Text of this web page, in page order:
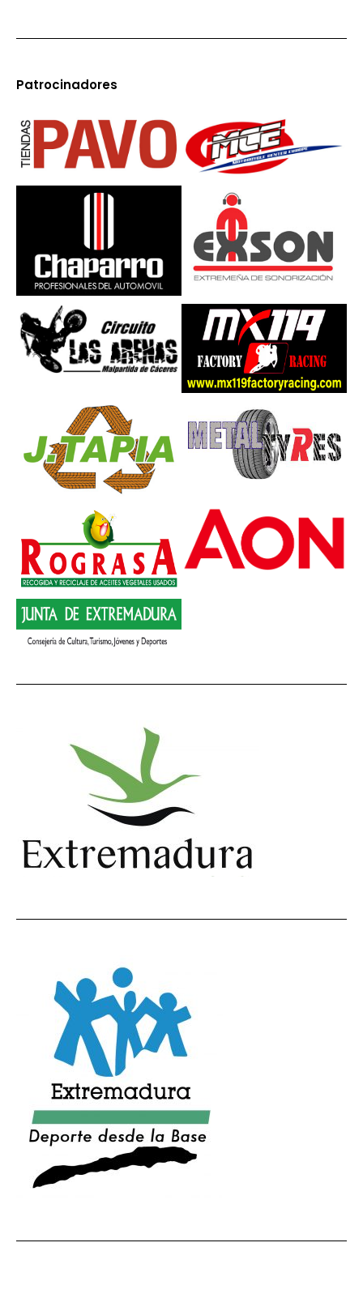
Patrocinadores